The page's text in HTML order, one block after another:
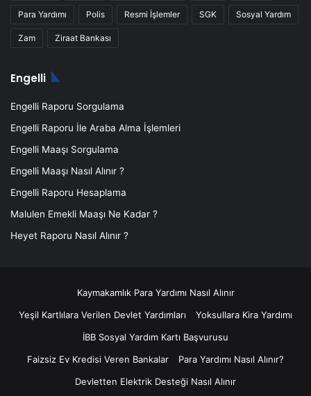
Üreme Endokrinolojisi
Lazer Epilasyon,
Kişilik Testi,
Folik Asit,
Tomografi,
Kürtaj,
Alerji Testi,
Tüp Bebek,
RF,
Kortizon,
İşitme Cihazı,
Protez Saç,
Çinko, TSH,
Para Yardımı Polis Resmi İşlemler SGK Sosyal Yardım
Zam Ziraat Bankası
Engelli
Engelli Raporu Sorgulama
Engelli Raporu İle Araba Alma İşlemleri
Engelli Maaşı Sorgulama
Engelli Maaşı Nasıl Alınır ?
Engelli Raporu Hesaplama
Malulen Emekli Maaşı Ne Kadar ?
Heyet Raporu Nasıl Alınır ?
Kaymakamlık Para Yardımı Nasıl Alınır
Yeşil Kartlılara Verilen Devlet Yardımları
Yoksullara Kira Yardımı
İBB Sosyal Yardım Kartı Başvurusu
Faizsiz Ev Kredisi Veren Bankalar
Para Yardımı Nasıl Alınır?
Devletten Elektrik Desteği Nasıl Alınır